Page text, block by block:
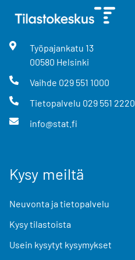
Työpajankatu 13
00580 Helsinki
Vaihde 029 551 1000
Tietopalvelu 029 551 2220
info@stat.fi
Kysy meiltä
Neuvonta ja tietopalvelu
Kysy tilastoista
Usein kysytyt kysymykset